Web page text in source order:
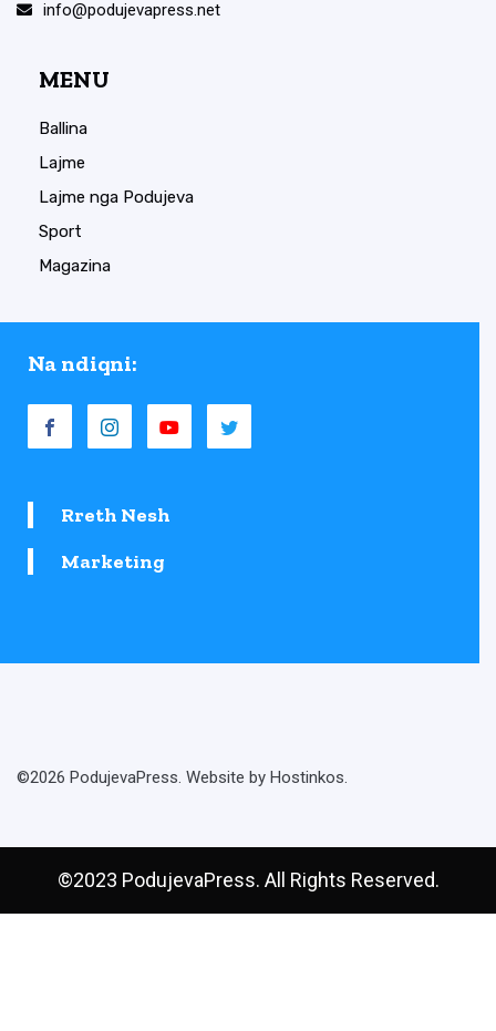
info@podujevapress.net
MENU
Ballina
Lajme
Lajme nga Podujeva
Sport
Magazina
Na ndiqni:
Rreth Nesh
Marketing
©2026 PodujevaPress. Website by Hostinkos.
©2023 PodujevaPress. All Rights Reserved.